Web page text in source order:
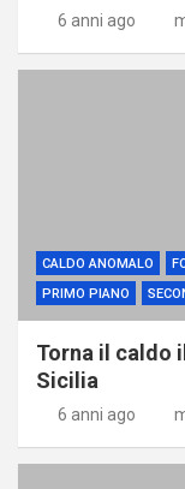
6 anni ago
CALDO ANOMALO
PRIMO PIANO
Torna il caldo
Sicilia
6 anni ago